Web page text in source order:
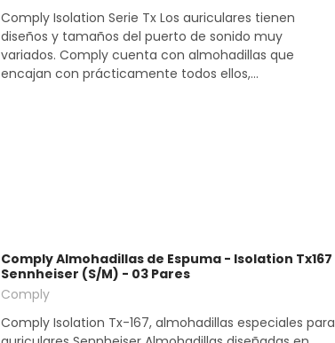
Comply Isolation Serie Tx Los auriculares tienen
diseños y tamaños del puerto de sonido muy
variados. Comply cuenta con almohadillas que
encajan con prácticamente todos ellos,...
Comply Almohadillas de Espuma - Isolation Tx167
Sennheiser (S/M) - 03 Pares
Comply
Comply Isolation Tx-167, almohadillas especiales para